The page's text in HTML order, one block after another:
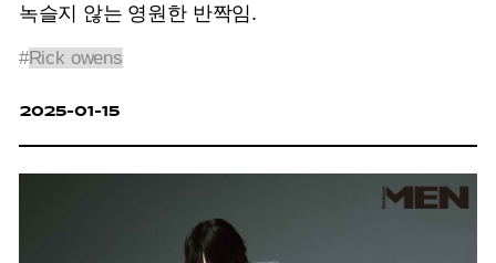
녹슬지 않는 영원한 반짝임.
#Rick owens
2025-01-15